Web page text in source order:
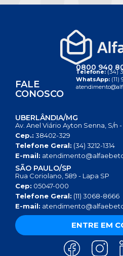
FALE
CONOSCO
0800 940
Telefone:(34)
WhatsApp: (11)
UBERLÂNDIA/MG
Av. Anel Viário Ayton Senna, S/n
Cep.: 38402-329
Telefone Geral: (34) 3212-1314
E-mail:
SÃO PAULO/SP
Rua Coriolano, 589 - Lapa SP
Cep: 05047-000
Telefone Geral: (11) 3068-8666
E-mail:
ENTRE EM